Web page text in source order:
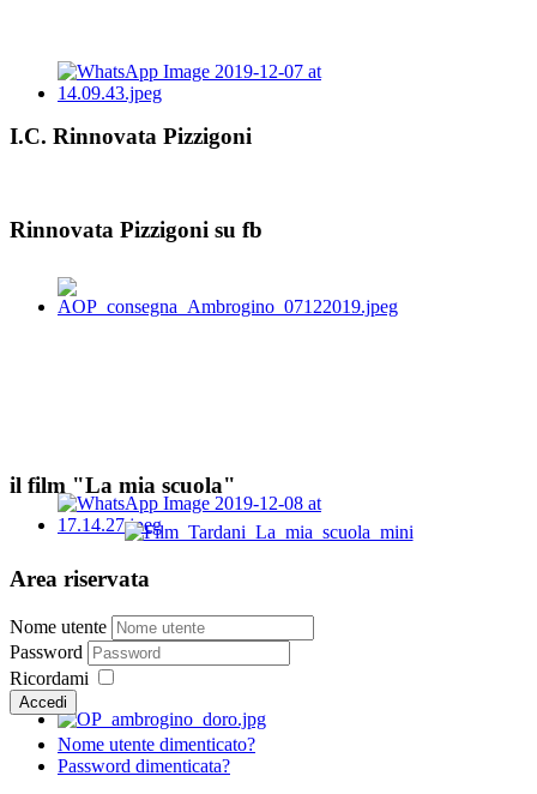
I.C. Rinnovata Pizzigoni
Rinnovata Pizzigoni su fb
il film "La mia scuola"
Area riservata
Nome utente
Password
Ricordami
Accedi
Nome utente dimenticato?
Password dimenticata?